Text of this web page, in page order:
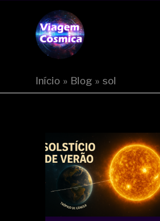
conteúdo
Início Blog sol